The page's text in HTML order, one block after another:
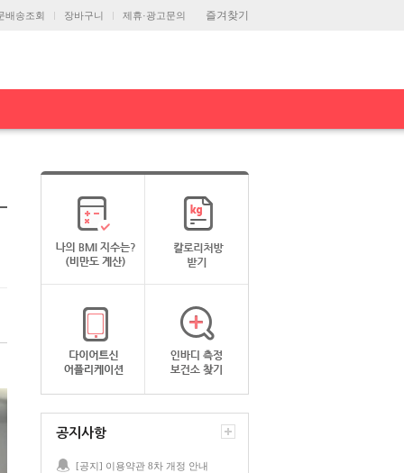
즐겨찾기
배송조회 장바구니 제휴·광고문의
공지사항
[공지] 이용약관 8차 개정 안내